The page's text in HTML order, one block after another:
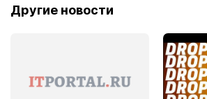
Другие новости